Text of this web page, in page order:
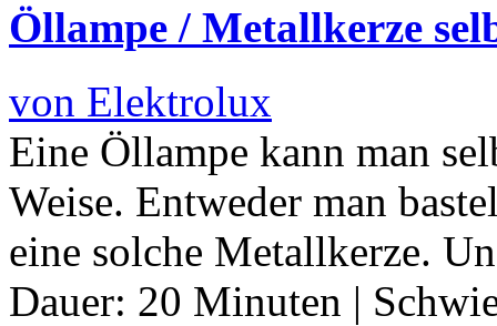
Öllampe / Metallkerze
von Elektrolux
Eine Öllampe kann man
Weise. Entweder man
eine solche Metallkerze.
Dauer: 20 Minuten |